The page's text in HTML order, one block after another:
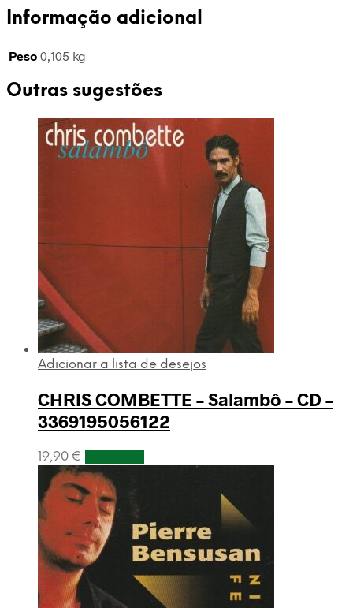
-
ALPHA
Informação adicional
Peso 0,105 kg
Outras sugestões
Adicionar a lista de desejos
CHRIS COMBETTE – Salambô – CD –
3369195056122
19,90 €